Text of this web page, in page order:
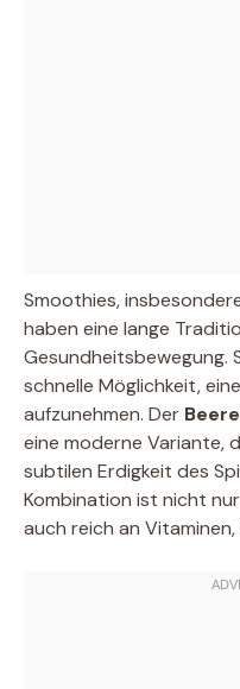
Smoothies,
haben eine lange
Gesundheitsbewegung.
schnelle Möglichkeit,
aufzunehmen. Der
eine moderne Variante,
subtilen Erdigkeit des
Kombination ist nicht
auch reich an